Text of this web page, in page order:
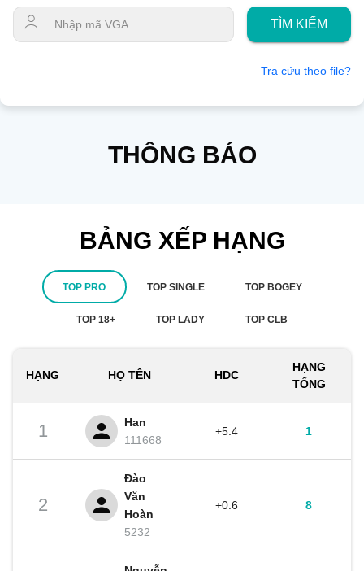
TÌM KIẾM
Tra cứu theo file?
THÔNG BÁO
BẢNG XẾP HẠNG
TOP PRO TOP SINGLE TOP BOGEY
TOP 18+ TOP LADY TOP CLB
HẠNG HỌ TÊN HDC
HẠNG
TỔNG
1
Han
111668
+5.4 1
2
Đào
Văn
Hoàn
5232
+0.6 8